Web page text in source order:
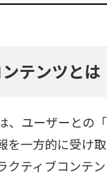
テンツとは
、ユーザーとの
を一方的に受け
クティブコンテ